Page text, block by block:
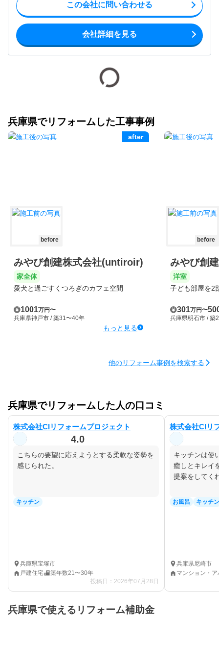
この会社に問い合わせる
会社詳細を見る
兵庫県でリフォームした工事事例
after
before
みやび創建株式会社(untiroir)
家全体
愛犬と過ごすくつろぎのカフェ空間
1001万円〜
兵庫県神戸市 / 築31〜40年
もっと見る
before
みやび創
洋室
子ども部屋を2
301万円〜
兵庫県明石市 / 築
他のリフォーム事例を検索する
兵庫県でリフォームした人の口コミ
株式会社CIリフォームプロジェクト
4.0
こちらの要望に応えようとする柔軟な姿勢を
感じられた。
キッチン
兵庫県宝塚市
戸建住宅
築年数21〜30年
投稿日：2026年07月28日
株式会社CIリ
キッチンは使
癒しとキレイ
提案をしてく
お風呂 キッチン
兵庫県尼崎市
マンション・ア
兵庫県で使えるリフォーム補助金